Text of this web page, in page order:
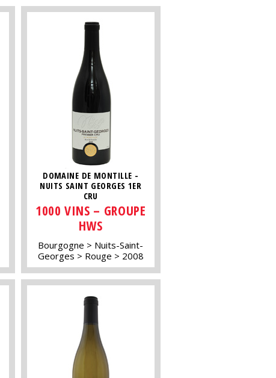
DOMAINE DE MONTILLE -
NUITS SAINT GEORGES 1ER
CRU
1000 VINS – GROUPE
HWS
Bourgogne
Nuits-Saint-
Georges
Rouge 2008